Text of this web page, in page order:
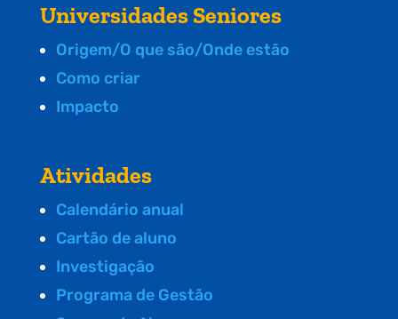
Universidades Seniores
Origem/O que são/Onde estão
Como criar
Impacto
Atividades
Calendário anual
Cartão de aluno
Investigação
Programa de Gestão